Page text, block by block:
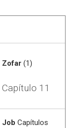
Zofar (1)
Capítulo 11
Job Capítulos